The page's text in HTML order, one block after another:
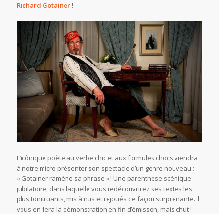
Richard Gotainer!
L’icônique poète au verbe chic et aux formules chocs viendra
à notre micro présenter son spectacle d’un genre nouveau :
« Gotainer ramène sa phrase » ! Une parenthèse scénique
jubilatoire, dans laquelle vous redécouvrirez ses textes les
plus tonitruants, mis à nus et rejoués de façon surprenante. Il
vous en fera la démonstration en fin d’émisson, mais chut !